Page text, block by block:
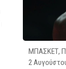
ΜΠΑΣΚΕΤ,
2